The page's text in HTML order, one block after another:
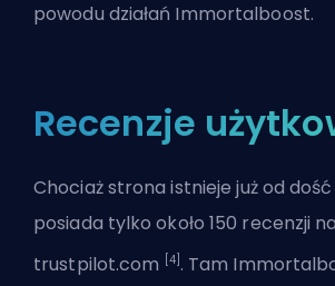
powodu działań Immortalboost.
Recenzje
Chociaż strona istnieje już od
posiada tylko około 150 recenzji na
trustpilot.com
[4] . Tam